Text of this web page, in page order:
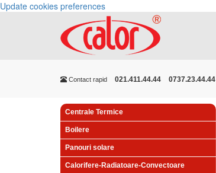
Update cookies preferences
Contact rapid 021.411.44.44 0737.23.44.44
Centrale Termice
Boilere
Panouri solare
Calorifere-Radiatoare-Convectoare